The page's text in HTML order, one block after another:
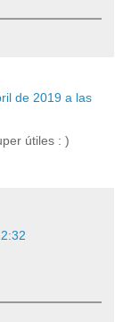
de 2019 a las
útiles : )